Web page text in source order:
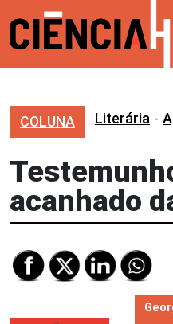
COLUNA Literária -
acanhado